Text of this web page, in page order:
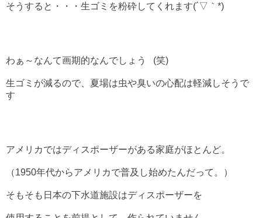
そうすると・・・生ゴミを粉砕してくれます(´▽｀*)
わぁ～なんて画期的なんでしょう (笑)
生ゴミが減るので、夏場は虫や臭いの心配は軽減しそうで
す
アメリカではディスポーザーがある家庭がほとんど。
（1950年代からアメリカで普及し始めたんだって。）
そもそも日本の下水道施設はディスポーザーを